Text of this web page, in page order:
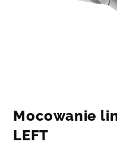
Mocowanie
LEFT